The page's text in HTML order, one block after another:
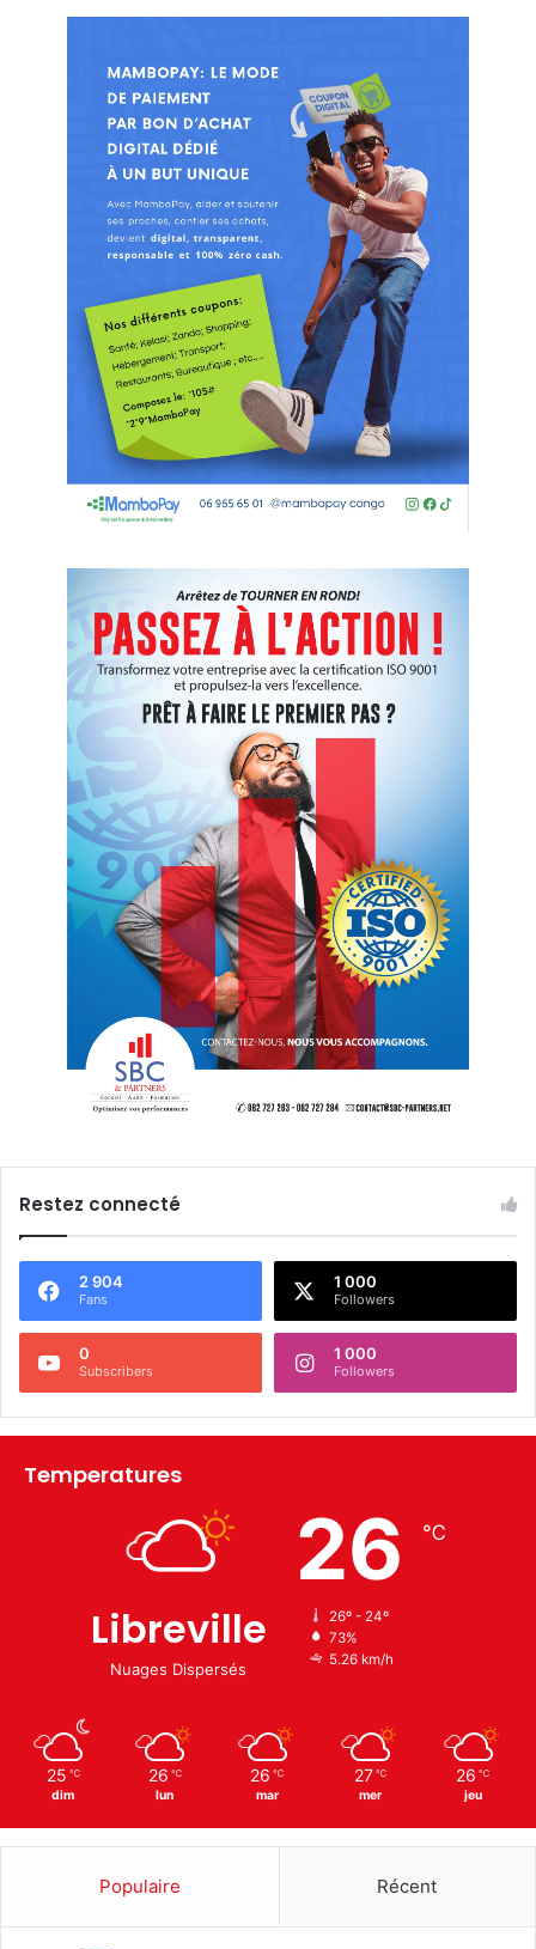
Restez connecté
2 904
Fans
1 000
Followers
0
Subscribers
1 000
Followers
Temperatures
Libreville
Nuages Dispersés
26 ℃
26º - 24º
73%
5.26 km/h
25 ℃
dim
26 ℃
lun
26 ℃
mar
27 ℃
mer
26 ℃
jeu
Populaire Récent